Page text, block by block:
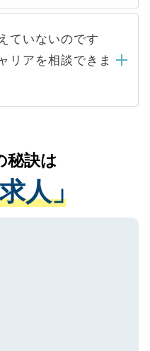
、応募が殺到する場
条件に合った人材の
頼するケースが増え
りません。内定先へ
アパートナーが行い
さい。
ことはありませんの
当サイトからの登録
者様の個人情報は、
プおよび転職活動の
します。お預かりし
ータはご本人の許可
いについての厳密な
業者のみに付与され
クを取得済みです。
情報は、SSL（デー
ていないのです
リアを相談できま
療機関の状況や紹介
適切なアドバイスを
すぐにご転職をされ
サポートが可能です
ださい。
秘訣は
人」